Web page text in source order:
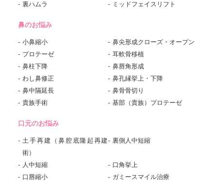
裏ハムラ
ミッドフェイスリフト
鼻のお悩み
小鼻縮小
鼻尖形成クローズ・オープン
プロテーゼ
耳軟骨移植
鼻柱下降
鼻唇角形成
わし鼻修正
鼻孔縁挙上・下降
鼻中隔延長
鼻骨骨切り
貴族手術
基部（貴族）プロテーゼ
口元のお悩み
土手再建（鼻腔底隆起再建
術）
裏側人中短縮
人中短縮
口角挙上
口唇縮小
ガミースマイル治療